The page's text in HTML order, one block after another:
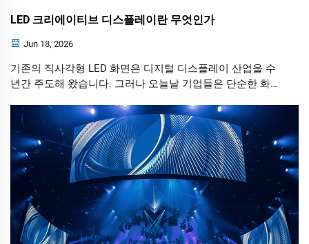
LED 크리에이티브 디스플레이란 무엇인가
Jun 18, 2026
기존의 직사각형 LED 화면은 디지털 디스플레이 산업을 수
년간 주도해 왔습니다. 그러나 오늘날 기업들은 단순한 화면
강화, 그리고 기억에 남는 상호작용을 창출하는 것을 원합니
다.